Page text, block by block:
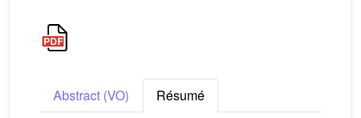
Abstract (VO)
Résumé